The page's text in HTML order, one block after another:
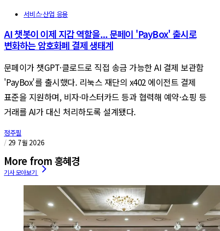
서비스·산업 응용
AI 챗봇이 이제 지갑 역할을... 문페이 'PayBox' 출시로
변화하는 암호화폐 결제 생태계
문페이가 챗GPT·클로드로 직접 송금 가능한 AI 결제 보관함
'PayBox'를 출시했다. 리눅스 재단의 x402 에이전트 결제
표준을 지원하며, 비자·마스터카드 등과 협력해 예약·쇼핑 등
거래를 AI가 대신 처리하도록 설계됐다.
정주필
/ 29 7월 2026
More from 홍혜경